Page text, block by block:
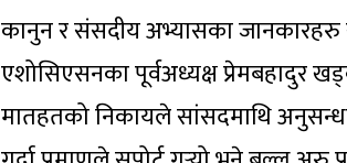
कानुन र संसदीय अभ्यासका जानकारहरु
एशोसिएसनका पूर्वअध्यक्ष प्रेमबहादुर
मातहतको निकायले सांसदमाथि